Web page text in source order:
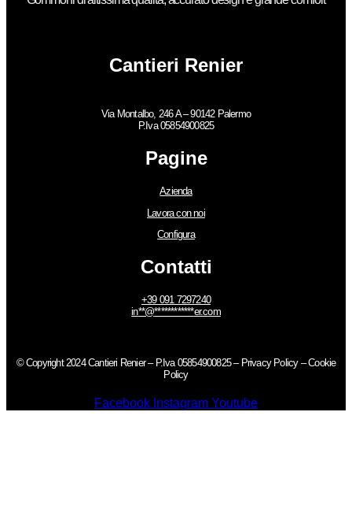
Cantieri Renier
Via Montalbo, 246 A – 90142 Palermo
P.Iva 05854900825
Pagine
Azienda
Lavora con noi
Configura
Contatti
+39 091 7297240
in**@************er.com
© Copyright 2024 Cantieri Renier – P.Iva 05854900825 – Privacy Policy–Cookie
Policy
Facebook Instagram Youtube